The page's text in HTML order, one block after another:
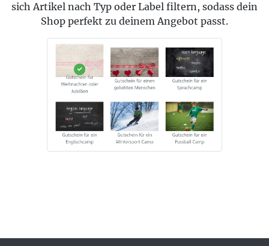
sich Artikel nach Typ oder Label filtern, sodass dein
Shop perfekt zu deinem Angebot passt.